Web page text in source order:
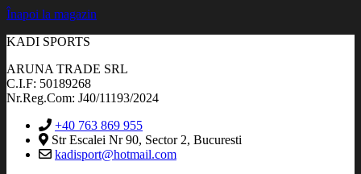
Înapoi la magazin
KADI SPORTS
ARUNA TRADE SRL
C.I.F: 50189268
Nr.Reg.Com: J40/11193/2024
+40 763 869 955
Str Escalei Nr 90, Sector 2, Bucuresti
kadisport@hotmail.com